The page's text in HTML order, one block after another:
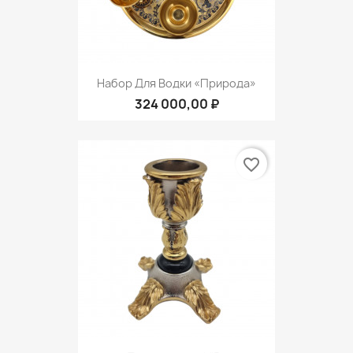
Набор Для Водки «Природа»
324 000,00 ₽
favorite_border